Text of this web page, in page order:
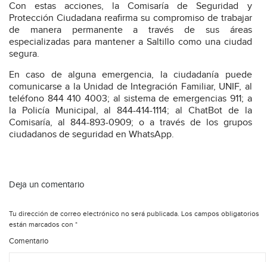
Con estas acciones, la Comisaría de Seguridad y
Protección Ciudadana reafirma su compromiso de trabajar
de manera permanente a través de sus áreas
especializadas para mantener a Saltillo como una ciudad
segura.
En caso de alguna emergencia, la ciudadanía puede
comunicarse a la Unidad de Integración Familiar, UNIF, al
teléfono 844 410 4003; al sistema de emergencias 911; a
la Policía Municipal, al 844-414-1114; al ChatBot de la
Comisaría, al 844-893-0909; o a través de los grupos
ciudadanos de seguridad en WhatsApp.
Deja un comentario
Tu dirección de correo electrónico no será publicada. Los campos obligatorios
están marcados con *
Comentario